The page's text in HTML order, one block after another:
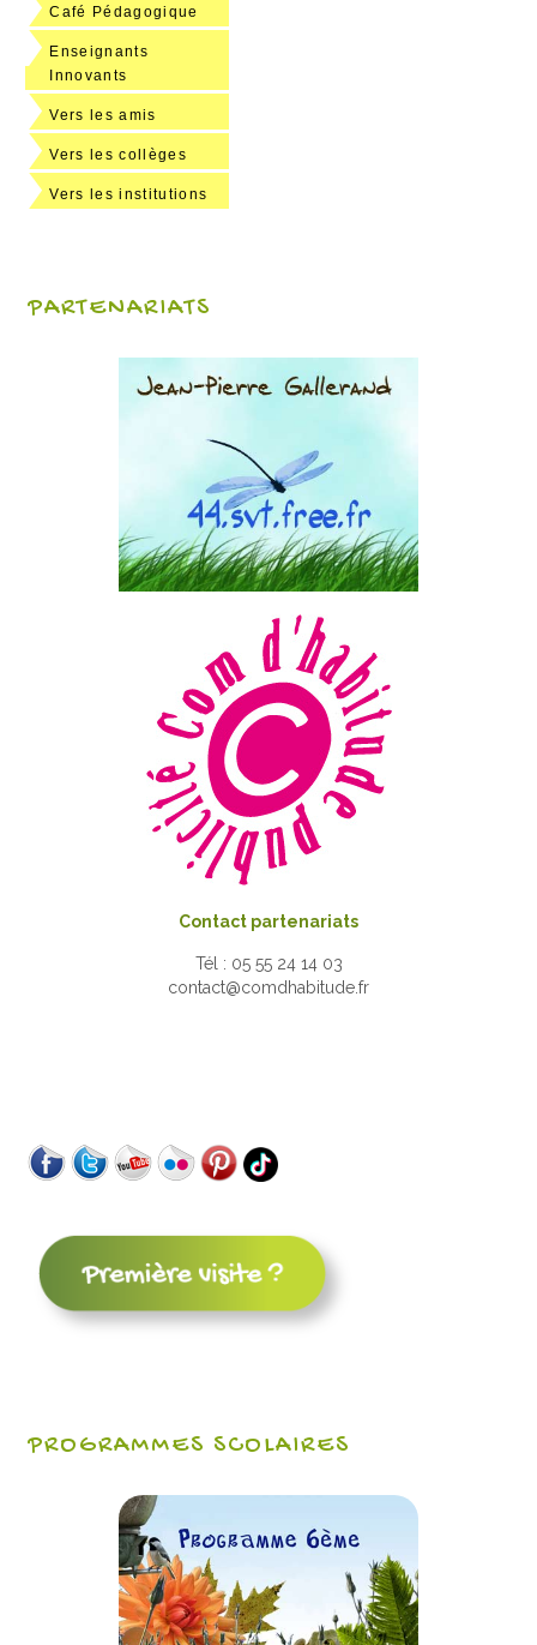
Café Pédagogique
Enseignants
Innovants
Vers les amis
Vers les collèges
Vers les institutions
PARTENARIATS
Contact partenariats
Tél : 05 55 24 14 03
contact@comdhabitude.fr
PROGRAMMES SCOLAIRES